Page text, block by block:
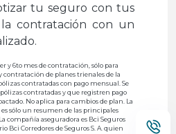
tu seguro con tus
contratación con un
y 6to mes de contratación, sólo para
de planes trienales de la
contratadas con pago mensual. Se
contratadas y que registren pago
No aplica para cambios de plan. La
sólo un resumen de las principales
compañía aseguradora es Bci Seguros
Bci Corredores de Seguros S. A. quien